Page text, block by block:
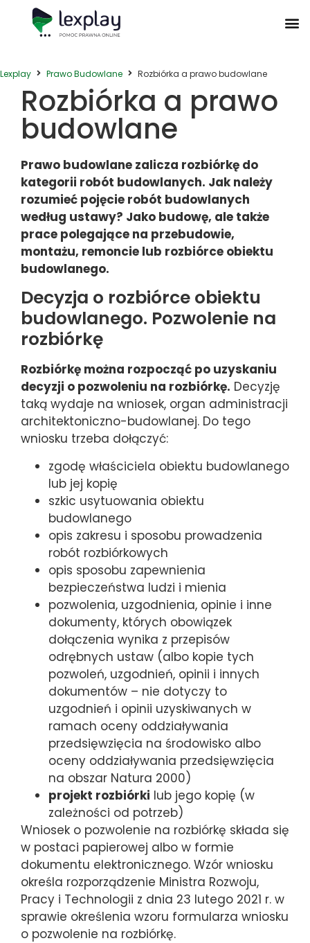
Lexplay Prawo Budowlane Rozbiórka a prawo budowlane
Rozbiórka a prawo
budowlane
Prawo budowlane zalicza rozbiórkę do
kategorii robót budowlanych. Jak należy
rozumieć pojęcie robót budowlanych
według ustawy? Jako budowę, ale także
prace polegające na przebudowie,
montażu, remoncie lub rozbiórce obiektu
budowlanego.
Decyzja o rozbiórce obiektu
budowlanego. Pozwolenie na
rozbiórkę
Rozbiórkę można rozpocząć po uzyskaniu
decyzji o pozwoleniu na rozbiórkę. Decyzję
taką wydaje na wniosek, organ administracji
architektoniczno-budowlanej. Do tego
wniosku trzeba dołączyć:
zgodę właściciela obiektu budowlanego
lub jej kopię
szkic usytuowania obiektu
budowlanego
opis zakresu i sposobu prowadzenia
robót rozbiórkowych
opis sposobu zapewnienia
bezpieczeństwa ludzi i mienia
pozwolenia, uzgodnienia, opinie i inne
dokumenty, których obowiązek
dołączenia wynika z przepisów
odrębnych ustaw (albo kopie tych
pozwoleń, uzgodnień, opinii i innych
dokumentów – nie dotyczy to
uzgodnień i opinii uzyskiwanych w
ramach oceny oddziaływania
przedsięwzięcia na środowisko albo
oceny oddziaływania przedsięwzięcia
na obszar Natura 2000)
projekt rozbiórki lub jego kopię (w
zależności od potrzeb)
Wniosek o pozwolenie na rozbiórkę składa się
w postaci papierowej albo w formie
dokumentu elektronicznego. Wzór wniosku
określa rozporządzenie Ministra Rozwoju,
Pracy i Technologii z dnia 23 lutego 2021 r. w
sprawie określenia wzoru formularza wniosku
o pozwolenie na rozbiórkę.